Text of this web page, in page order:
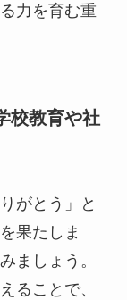
力を育む重
校教育や社
がとう」と
果たしま
ましょう。
ることで、